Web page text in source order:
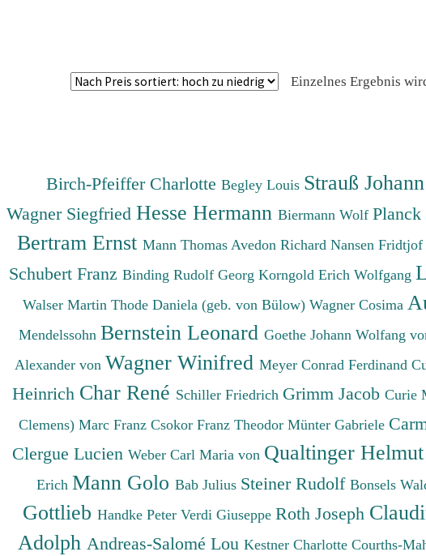
Einzelnes Ergebnis
Birch-Pfeiffer CharlotteBegley Louis Strauß
Wagner Siegfried Hesse Hermann Biermann Wolf
Bertram Ernst Mann Thomas Avedon Richard Nansen Fridtjof
Schubert Franz Binding Rudolf Georg Korngold Erich Wolfgang
Walser Martin Thode Daniela (geb. von Bülow) Wagner Cosima
Mendelssohn Bernstein Leonard Goethe Johann Wolfang
Alexander von Wagner Winifred Meyer Conrad Ferdinand
Heinrich Char René Schiller Friedrich Grimm Jacob Curie
Clemens) Marc Franz Csokor Franz Theodor Münter Gabriele
Clergue Lucien Weber Carl Maria von Qualtinger Helmut
Erich Mann Golo Bab Julius Steiner Rudolf Bonsels
Gottlieb Handke Peter Verdi Giuseppe Roth Joseph
Adolph Andreas-Salomé Lou Kestner Charlotte Courths-